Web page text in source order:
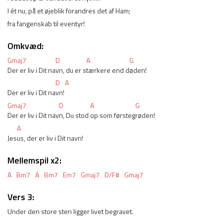
I ét nu, på et øjeblik forandres det af Ham;
fra fangenskab til eventyr!
Omkvæd:
Gmaj7 D A
G
Der er liv i Dit navn, du er stærkere end døden!
D A
Der er liv i Dit navn!
Gmaj7
D A
G
Der er liv i Dit navn, Du stod op som førstegrøden!
A
Jesus, der er liv i Dit navn!
Mellemspil x2:
A Bm7 A Bm7 Em7 Gmaj7 D/F# Gmaj7
Vers 3:
Under den store sten ligger livet begravet.